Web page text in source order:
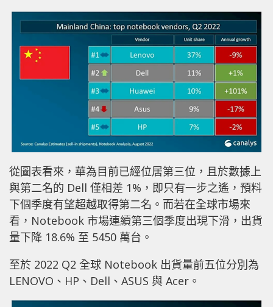
從圖表看來，華為目前已經位居第三位，且於數據上
與第二名的 Dell 僅相差 1%，即只有一步之遙，預料
下個季度有望超越取得第二名。而若在全球市場來
看，Notebook 市場連續第三個季度出現下滑，出貨
量下降 18.6% 至 5450 萬台。
至於 2022 Q2 全球 Notebook 出貨量前五位分別為
LENOVO、HP、Dell、ASUS 與 Acer。